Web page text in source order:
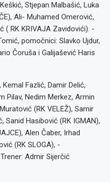
Stjepan Malbašić, Luka
Ali- Muhamed Omerović,
( RK KRIVAJA Zavidovići). -
pomočnici: Slavko Ujdur,
Čoruša i Galijašević Haris
Fazlić, Damir Delić,
Pilav, Nedim Merkez, Armin
(RK VELEŽ), Samir
Sanid Hasibović (RK IGMAN),
Alen Čaber, Irhad
(RK SLOGA), -
Admir Sijerčić